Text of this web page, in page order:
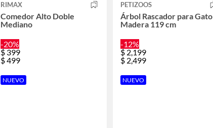
RIMAX
Comedor Alto Doble
Mediano
-20%
$ 399
$499
NUEVO
PETIZOOS
Árbol Rascador para Gato
Madera 119 cm
-12%
$ 2,199
$ 2,499
NUEVO